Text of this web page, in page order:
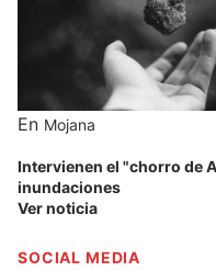
En Mojana
Intervienen el "chorro de
inundaciones
Ver noticia
SOCIAL MEDIA